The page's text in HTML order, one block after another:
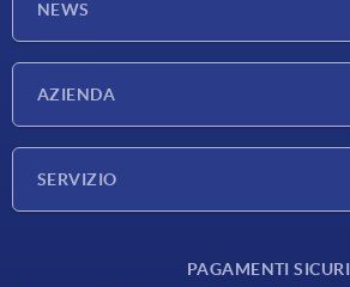
NEWS
AZIENDA
SERVIZIO
PAGAMENTI SICURI